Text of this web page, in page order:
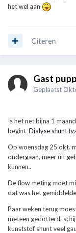
het wel aan
Citeren
Gast
Geplaatst
Is het net bijna 1
begint Dialyse shunt
Op woensdag 25 okt.
ondergaan, meer uit
kunnen..
De flow meting moet
dat was het
Paar weken terug
meteen gedotterd,
kunststof shunt veel